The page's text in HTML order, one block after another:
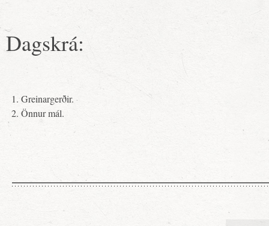
Dagskrá:
Greinargerðir.
Önnur mál.